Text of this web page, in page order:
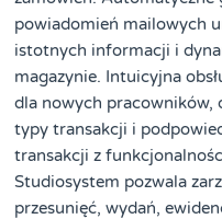
powiadomień mailowych
istotnych informacji i
magazynie. Intuicyjna
dla nowych pracowników,
typy transakcji i
transakcji z
Studiosystem pozwala
przesunięć, wydań,